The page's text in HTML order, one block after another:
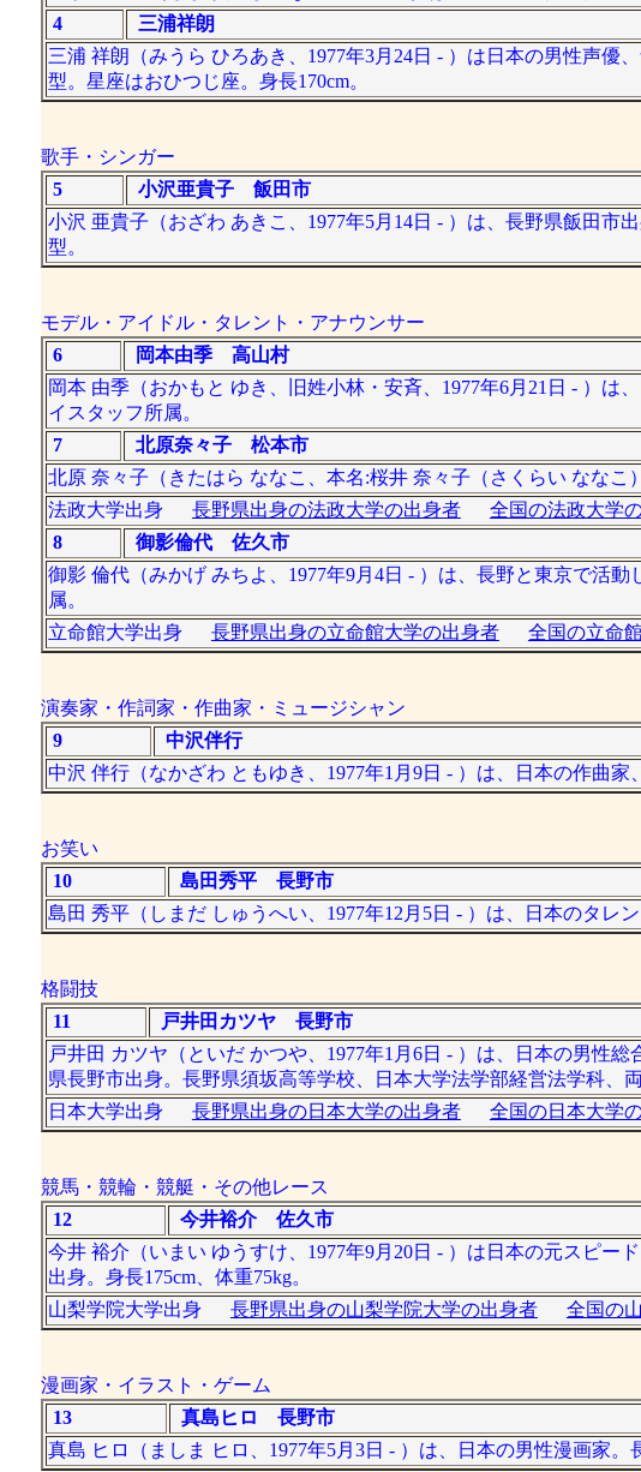
4
三浦祥朗
三浦 祥朗（みうら ひろあき、1977年3月24日 - ）は日本の男性声
型。星座はおひつじ座。身長170cm。
歌手・シンガー
5
小沢亜貴子 飯田市
小沢 亜貴子（おざわ あきこ、1977年5月14日 - ）は、長野県飯田
型。
モデル・アイドル・タレント・アナウンサー
6
岡本由季 高山村
岡本 由季（おかもと ゆき、旧姓小林・安斉、1977年6月21日 - ）
イスタッフ所属。
7
北原奈々子 松本市
北原 奈々子（きたはら ななこ、本名:桜井 奈々子（さくらい ななこ
法政大学出身 長野県出身の法政大学の出身者
全国の法政大学
8
御影倫代 佐久市
御影 倫代（みかげ みちよ、1977年9月4日 - ）は、長野と東京で活
属。
立命館大学出身 長野県出身の立命館大学の出身者 全国の立命
演奏家・作詞家・作曲家・ミュージシャン
9
中沢伴行
中沢 伴行（なかざわ ともゆき、1977年1月9日 - ）は、日本の作曲家
お笑い
10
島田秀平 長野市
島田 秀平（しまだ しゅうへい、1977年12月5日 - ）は、日本のタレ
格闘技
11
戸井田カツヤ 長野市
戸井田 カツヤ（といだ かつや、1977年1月6日 - ）は、日本の男性
県長野市出身。長野県須坂高等学校、日本大学法学部経営法学科、
日本大学出身 長野県出身の日本大学の出身者 全国の日本大学
競馬・競輪・競艇・その他レース
12
今井裕介 佐久市
今井 裕介（いまい ゆうすけ、1977年9月20日 - ）は日本の元スピー
出身。身長175cm、体重75kg。
山梨学院大学出身 長野県出身の山梨学院大学の出身者 全国の
漫画家・イラスト・ゲーム
13
真島ヒロ 長野市
真島 ヒロ（ましま ヒロ、1977年5月3日 - ）は、日本の男性漫画家。